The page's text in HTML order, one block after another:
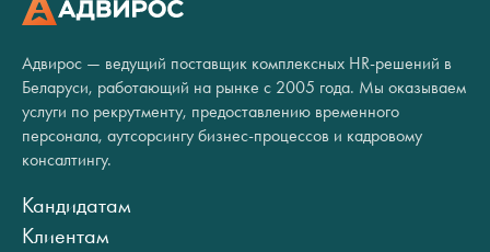
Адвирос — ведущий поставщик комплексных HR-решений в
Беларуси, работающий на рынке с 2005 года. Мы оказываем
услуги по рекрутменту, предоставлению временного
персонала, аутсорсингу бизнес-процессов и кадровому
консалтингу.
Кандидатам
Клиентам